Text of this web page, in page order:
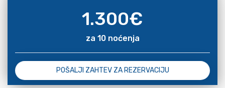
1.300€
za 10 noćenja
POŠALJI ZAHTEV ZA REZERVACIJU